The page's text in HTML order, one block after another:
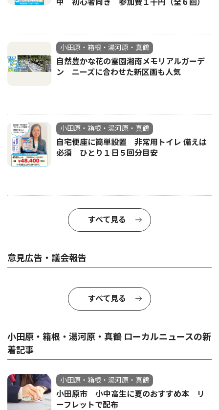
中 初心者向き 参加費１千円（全６回）
小田原・箱根・湯河原・真鶴
自然豊かな花の霊園湘南メモリアルガーデ
ン ニーズに合わせた新区画も人気
小田原・箱根・湯河原・真鶴
自宅便座に簡単設置 非常用トイレ 備えは
必須 ひとり１日５回分目安
すべて見る
意見広告・議会報告
すべて見る
小田原・箱根・湯河原・真鶴 ローカルニュースの新
着記事
小田原・箱根・湯河原・真鶴
小田原市 小中高生に夏のおすすめ本 リ
ーフレットで配布